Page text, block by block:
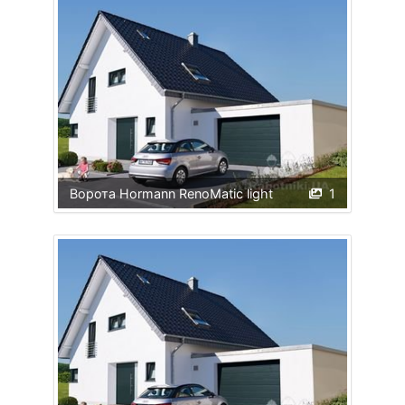
1
Ворота Hormann RenoMatic light